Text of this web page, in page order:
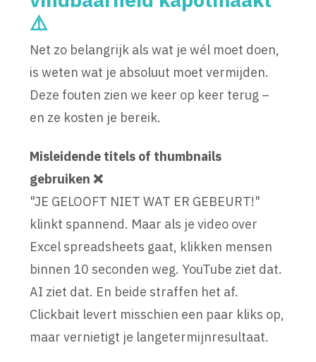
⚠️
Net zo belangrijk als wat je wél moet doen,
is weten wat je absoluut moet vermijden.
Deze fouten zien we keer op keer terug –
en ze kosten je bereik.
Misleidende titels of thumbnails
gebruiken ❌
"JE GELOOFT NIET WAT ER GEBEURT!"
klinkt spannend. Maar als je video over
Excel spreadsheets gaat, klikken mensen
binnen 10 seconden weg. YouTube ziet dat.
AI ziet dat. En beide straffen het af.
Clickbait levert misschien een paar kliks op,
maar vernietigt je langetermijnresultaat.